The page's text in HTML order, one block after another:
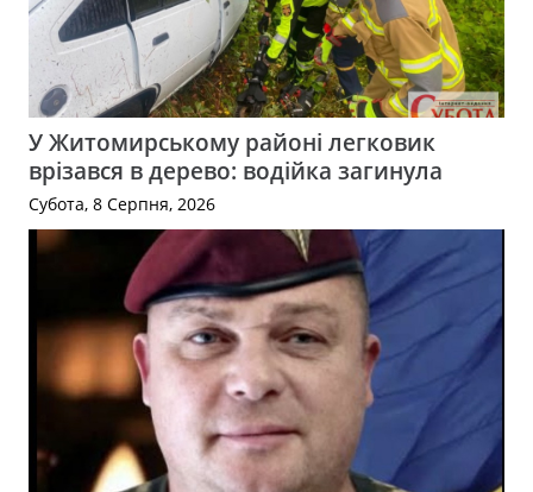
У Житомирському районі легковик
врізався в дерево: водійка загинула
Субота, 8 Серпня, 2026